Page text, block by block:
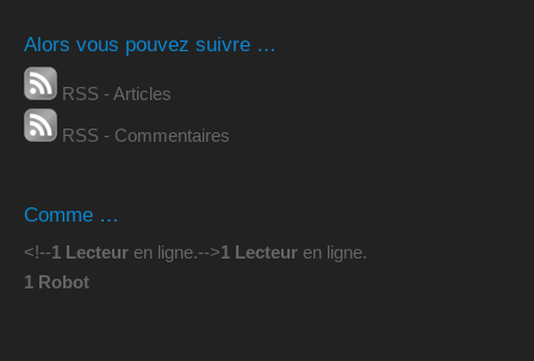
Alors vous pouvez suivre …
RSS - Articles
RSS - Commentaires
Comme …
<!--1 Lecteur en ligne.-->1 Lecteur en ligne.
1 Robot